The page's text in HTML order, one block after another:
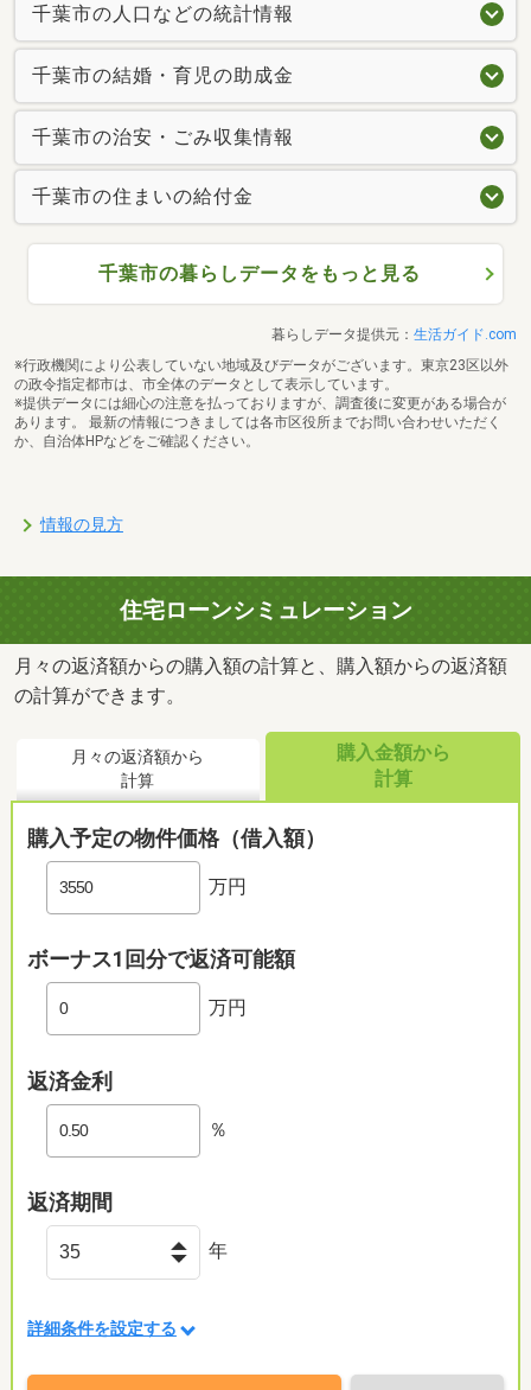
千葉市の人口などの統計情報
千葉市の結婚・育児の助成金
千葉市の治安・ごみ収集情報
千葉市の住まいの給付金
千葉市の暮らしデータをもっと見る
暮らしデータ提供元： 生活ガイド.com
※行政機関により公表していない地域及びデータがございます。東京23区以外
の政令指定都市は、市全体のデータとして表示しています。
※提供データには細心の注意を払っておりますが、調査後に変更がある場合が
あります。 最新の情報につきましては各市区役所までお問い合わせいただく
か、自治体HPなどをご確認ください。
情報の見方
住宅ローンシミュレーション
月々の返済額からの購入額の計算と、購入額からの返済額
の計算ができます。
月々の返済額から
計算
購入金額から
計算
購入予定の物件価格（借入額）
万円
ボーナス1回分で返済可能額
万円
返済金利
％
返済期間
年
詳細条件を設定する